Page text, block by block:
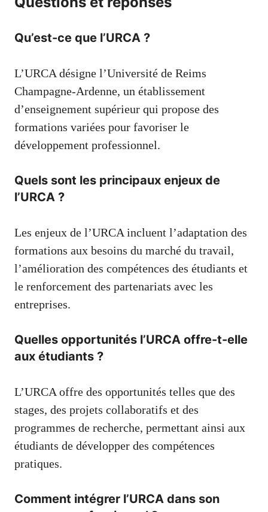
Qu’est-ce que l’URCA ?
L’URCA désigne l’Université de Reims
Champagne-Ardenne, un établissement
d’enseignement supérieur qui propose des
formations variées pour favoriser le
développement professionnel.
Quels sont les principaux enjeux de
l’URCA ?
Les enjeux de l’URCA incluent l’adaptation des
formations aux besoins du marché du travail,
l’amélioration des compétences des étudiants et
le renforcement des partenariats avec les
entreprises.
Quelles opportunités l’URCA offre-t-elle
aux étudiants ?
L’URCA offre des opportunités telles que des
stages, des projets collaboratifs et des
programmes de recherche, permettant ainsi aux
étudiants de développer des compétences
pratiques.
Comment intégrer l’URCA dans son